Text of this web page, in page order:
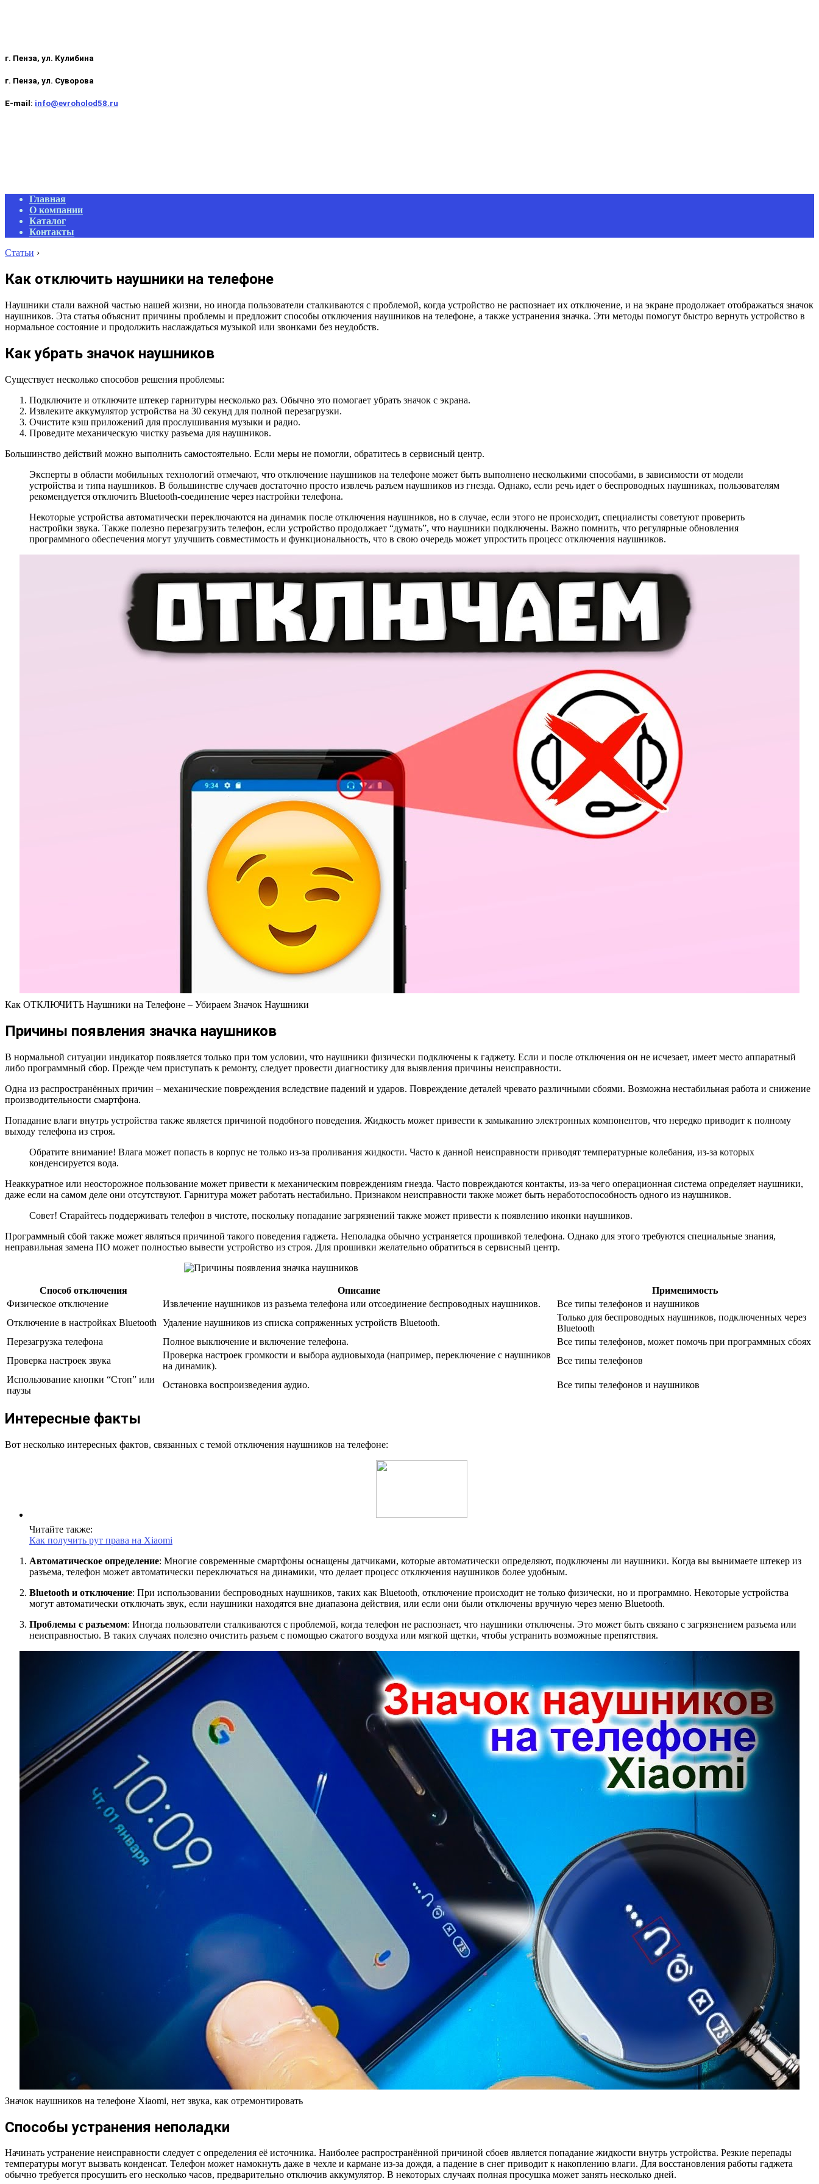
г. Пенза, ул. Кулибина
г. Пенза, ул. Суворова
E-mail: info@evroholod58.ru
Primary
Navigation
Menu
Главная
О компании
Каталог
Контакты
Статьи ›
Как отключить наушники на телефоне
Наушники стали важной частью нашей жизни, но иногда пользователи сталкиваются с проблемой, когда устройство не распознает их отключение, и на экране продолжает отображаться значок
наушников. Эта статья объяснит причины проблемы и предложит способы отключения наушников на телефоне, а также устранения значка. Эти методы помогут быстро вернуть устройство в
нормальное состояние и продолжить наслаждаться музыкой или звонками без неудобств.
Как убрать значок наушников
Существует несколько способов решения проблемы:
Подключите и отключите штекер гарнитуры несколько раз. Обычно это помогает убрать значок с экрана.
Извлеките аккумулятор устройства на 30 секунд для полной перезагрузки.
Очистите кэш приложений для прослушивания музыки и радио.
Проведите механическую чистку разъема для наушников.
Большинство действий можно выполнить самостоятельно. Если меры не помогли, обратитесь в сервисный центр.
Эксперты в области мобильных технологий отмечают, что отключение наушников на телефоне может быть выполнено несколькими способами, в зависимости от модели
устройства и типа наушников. В большинстве случаев достаточно просто извлечь разъем наушников из гнезда. Однако, если речь идет о беспроводных наушниках, пользователям
рекомендуется отключить Bluetooth-соединение через настройки телефона.
Некоторые устройства автоматически переключаются на динамик после отключения наушников, но в случае, если этого не происходит, специалисты советуют проверить
настройки звука. Также полезно перезагрузить телефон, если устройство продолжает “думать”, что наушники подключены. Важно помнить, что регулярные обновления
программного обеспечения могут улучшить совместимость и функциональность, что в свою очередь может упростить процесс отключения наушников.
Как ОТКЛЮЧИТЬ Наушники на Телефоне – Убираем Значок Наушники
Причины появления значка наушников
В нормальной ситуации индикатор появляется только при том условии, что наушники физически подключены к гаджету. Если и после отключения он не исчезает, имеет место аппаратный
либо программный сбор. Прежде чем приступать к ремонту, следует провести диагностику для выявления причины неисправности.
Одна из распространённых причин – механические повреждения вследствие падений и ударов. Повреждение деталей чревато различными сбоями. Возможна нестабильная работа и снижение
производительности смартфона.
Попадание влаги внутрь устройства также является причиной подобного поведения. Жидкость может привести к замыканию электронных компонентов, что нередко приводит к полному
выходу телефона из строя.
Обратите внимание! Влага может попасть в корпус не только из-за проливания жидкости. Часто к данной неисправности приводят температурные колебания, из-за которых
конденсируется вода.
Неаккуратное или неосторожное пользование может привести к механическим повреждениям гнезда. Часто повреждаются контакты, из-за чего операционная система определяет наушники,
даже если на самом деле они отсутствуют. Гарнитура может работать нестабильно. Признаком неисправности также может быть неработоспособность одного из наушников.
Совет! Старайтесь поддерживать телефон в чистоте, поскольку попадание загрязнений также может привести к появлению иконки наушников.
Программный сбой также может являться причиной такого поведения гаджета. Неполадка обычно устраняется прошивкой телефона. Однако для этого требуются специальные знания,
неправильная замена ПО может полностью вывести устройство из строя. Для прошивки желательно обратиться в сервисный центр.
Способ отключения Описание
Применимость
Физическое отключение
Извлечение наушников из разъема телефона или отсоединение беспроводных наушников.
Все типы телефонов и наушников
Отключение в настройках Bluetooth
Удаление наушников из списка сопряженных устройств Bluetooth.
Только для беспроводных наушников, подключенных через
Bluetooth
Перезагрузка телефона
Полное выключение и включение телефона.
Все типы телефонов, может помочь при программных сбоях
Проверка настроек звука
Проверка настроек громкости и выбора аудиовыхода (например, переключение с наушников
на динамик).
Все типы телефонов
Использование кнопки “Стоп” или
паузы
Остановка воспроизведения аудио. Все типы телефонов и наушников
Интересные факты
Вот несколько интересных фактов, связанных с темой отключения наушников на телефоне:
Читайте также:
Как получить рут права на Xiaomi
Автоматическое определение: Многие современные смартфоны оснащены датчиками, которые автоматически определяют, подключены ли наушники. Когда вы вынимаете штекер из
разъема, телефон может автоматически переключаться на динамики, что делает процесс отключения наушников более удобным.
Bluetooth и отключение: При использовании беспроводных наушников, таких как Bluetooth, отключение происходит не только физически, но и программно. Некоторые устройства
могут автоматически отключать звук, если наушники находятся вне диапазона действия, или если они были отключены вручную через меню Bluetooth.
Проблемы с разъемом: Иногда пользователи сталкиваются с проблемой, когда телефон не распознает, что наушники отключены. Это может быть связано с загрязнением разъема или
неисправностью. В таких случаях полезно очистить разъем с помощью сжатого воздуха или мягкой щетки, чтобы устранить возможные препятствия.
Значок наушников на телефоне Xiaomi, нет звука, как отремонтировать
Способы устранения неполадки
Начинать устранение неисправности следует с определения её источника. Наиболее распространённой причиной сбоев является попадание жидкости внутрь устройства. Резкие перепады
температуры могут вызвать конденсат. Телефон может намокнуть даже в чехле и кармане из-за дождя, а падение в снег приводит к накоплению влаги. Для восстановления работы гаджета
обычно требуется просушить его несколько часов, предварительно отключив аккумулятор. В некоторых случаях полная просушка может занять несколько дней.